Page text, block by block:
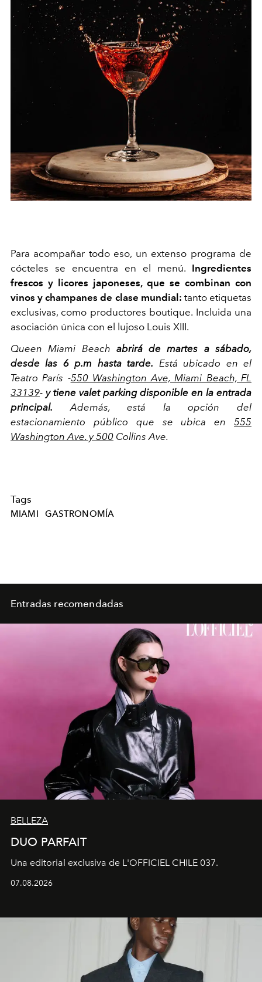
Para acompañar todo eso, un extenso programa de
cócteles se encuentra en el menú. Ingredientes
frescos y licores japoneses, que se combinan con
vinos y champanes de clase mundial: tanto etiquetas
exclusivas, como productores boutique. Incluida una
asociación única con el lujoso Louis XIII.
Queen Miami Beach abrirá de martes a sábado,
desde las 6 p.m hasta tarde. Está ubicado en el
Teatro París -550 Washington Ave, Miami Beach, FL
33139- y tiene valet parking disponible en la entrada
principal. Además, está la opción del
estacionamiento público que se ubica en 555
Washington Ave. y 500 Collins Ave.
Tags
MIAMI GASTRONOMÍA
Entradas recomendadas
BELLEZA
DUO PARFAIT
Una editorial exclusiva de L'OFFICIEL CHILE 037.
07.08.2026